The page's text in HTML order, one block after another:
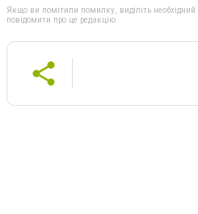
Якщо ви помітили помилку, виділіть необхідний
повідомити про це редакцію